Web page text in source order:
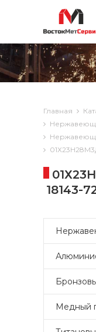
Главная
18143-
Медный